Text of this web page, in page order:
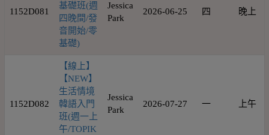
1152D081
基礎班(週
四晚間/發
音開始/零
基礎)
Jessica
Park
2026-06-25 四 晚上
1152D082
【線上】
【NEW】
生活情境
韓語入門
班(週一上
午/TOPIK
Jessica
Park
2026-07-27 一 上午